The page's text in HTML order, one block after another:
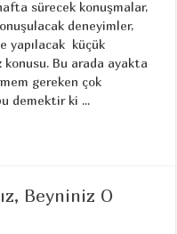
sürecek konuşmalar,
deneyimler,
yapılacak küçük
konusu. Bu arada ayakta
gereken çok
demektir ki ...
Beyniniz O